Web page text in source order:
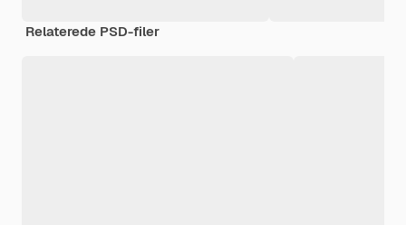
Relaterede PSD-filer